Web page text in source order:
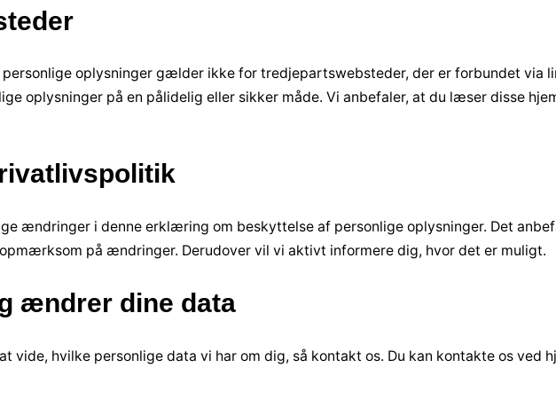
oplysninger gælder ikke for tredjepartswebsteder, der er forbundet via
oplysninger på en pålidelig eller sikker måde. Vi anbefaler, at du læser disse
ændringer i denne erklæring om beskyttelse af personlige oplysninger. Det
på ændringer. Derudover vil vi aktivt informere dig, hvor det er muligt.
ændrer dine data
vide, hvilke personlige data vi har om dig, så kontakt os. Du kan kontakte os ved